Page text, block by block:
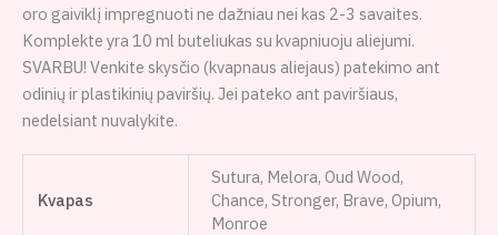
oro gaiviklį impregnuoti ne dažniau nei kas 2-3 savaites.
Komplekte yra 10 ml buteliukas su kvapniuoju aliejumi.
SVARBU! Venkite skysčio (kvapnaus aliejaus) patekimo ant
odinių ir plastikinių paviršių. Jei pateko ant paviršiaus,
nedelsiant nuvalykite.
Kvapas
Sutura, Melora, Oud Wood,
Chance, Stronger, Brave, Opium,
Monroe